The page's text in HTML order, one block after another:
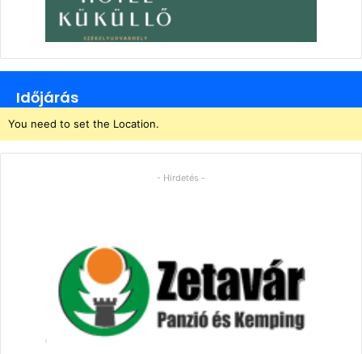
Időjárás
You need to set the Location.
- Hirdetés -